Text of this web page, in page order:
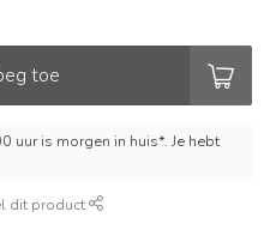
toe
uur is morgen in huis*. Je hebt
dit product